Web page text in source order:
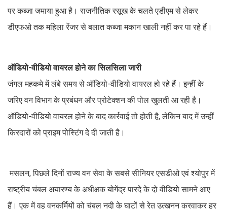
पर कब्जा जमाया हुआ है। राजनीतिक रसूख के चलते एडीएम से लेकर
डीएफओ तक महिला रेंजर से बलात कब्जा मकान खाली नहीं कर पा रहे हैं।
ऑडियो-वीडियो वायरल होने का सिलसिला जारी
जंगल महकमे में लंबे समय से ऑडियो-वीडियो वायरल हो रहे हैं। इन्हीं के
जरिए वन विभाग के प्रबंधन और प्रोटेक्शन की पोल खुलती आ रही है।
ऑडियो-वीडियो वायरल होने के बाद कार्रवाई तो होती है, लेकिन बाद में उन्हीं
किरदारों को प्राइम पोस्टिंग दे दी जाती है।
मसलन, पिछले दिनों राज्य वन सेवा के सबसे सीनियर एसडीओ एवं श्योपुर में
राष्ट्रीय चंबल अयारण्य के अधीक्षक योगेंद्र पारदे के दो वीडियो सामने आए
हैं। एक में वह वनकर्मियों को चंबल नदी के घाटों से रेत उत्खनन करवाकर हर